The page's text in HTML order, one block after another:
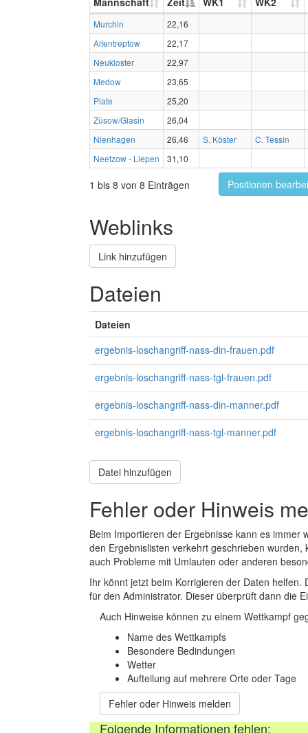
Murchin
22,16
Altentreptow
22,17
Neukloster
22,97
Medow
23,65
Plate
25,20
Züsow/Glasin
26,04
Nienhagen
26,46 S. Köster
C. Tessin
Neetzow - Liepen
31,10
1 bis 8 von 8 Einträgen Positionen
Weblinks
Link hinzufügen
Dateien
Dateien
ergebnis-loschangriff-nass-din-frauen.pdf
ergebnis-loschangriff-nass-tgl-frauen.pdf
ergebnis-loschangriff-nass-din-manner.pdf
ergebnis-loschangriff-nass-tgl-manner.pdf
Datei hinzufügen
Fehler oder Hinweis
Beim Importieren der Ergebnisse kann es
den Ergebnislisten verkehrt geschrieben
auch Probleme mit Umlauten oder anderen
Ihr könnt jetzt beim Korrigieren der Daten
für den Administrator. Dieser überprüft dann die
Auch Hinweise können zu einem Wettkampf
Name des Wettkampfs
Besondere Bedindungen
Wetter
Aufteilung auf mehrere Orte oder Tage
Fehler oder Hinweis melden
Folgende Informationen fehlen: